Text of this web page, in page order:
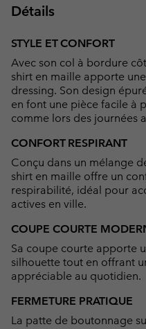
Détails
STYLE ET CONFORT
Avec son col à bordure
shirt en maille apporte
dressing. Son design
en font une pièce facile à
comme lors des journées
CONFORT RESPIRANT
Conçu dans un mélange
shirt en maille offre un
respirabilité, idéal pour
actives en ville.
COUPE COURTE
Sa coupe courte apporte
silhouette tout en offrant
appréciable au quotidien.
FERMETURE PRATIQUE
La patte de boutonnage